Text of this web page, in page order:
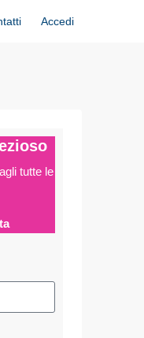
Accedi
tutte le